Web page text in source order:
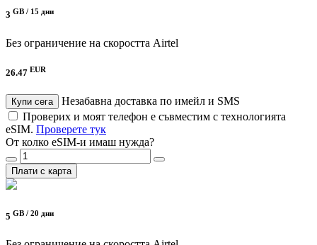
3 GB / 15 дни
Без ограничение на скоростта Airtel
26.47 EUR
Купи сега
Незабавна доставка по имейл и SMS
Проверих и моят телефон е съвместим с технологията
eSIM. Проверете тук
От колко eSIM-и имаш нужда?
Плати с карта
5 GB / 20 дни